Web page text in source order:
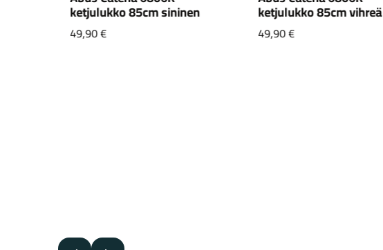
ketjulukko 85cm sininen
49,90€
ketjulukko 85cm vihreä
49,90€